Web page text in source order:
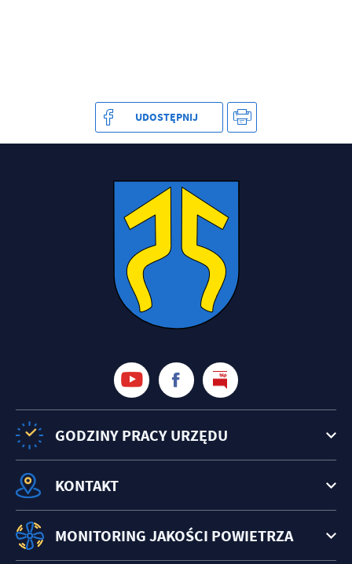
UDOSTĘPNIJ
GODZINY PRACY URZĘDU
KONTAKT
MONITORING JAKOŚCI POWIETRZA